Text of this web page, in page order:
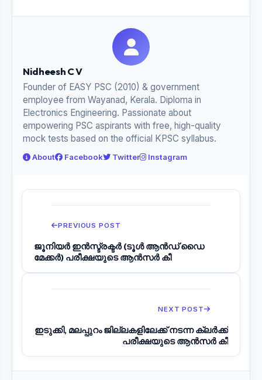
Nidheesh C V
Founder of EASY PSC (2010) & government
employee from Wayanad, Kerala. Diploma in
Electronics Engineering. Passionate about
empowering PSC aspirants with free, high-quality
mock tests based on the official KPSC syllabus.
About Facebook Twitter Instagram
PREVIOUS POST
ജൂനിയർ ഇൻസ്ട്രക്ടർ (ടൂൾ ആൻഡ് ഡൈ
മേക്കർ) പരീക്ഷയുടെ ആൻസർ കീ
NEXT POST
ഇടുക്കി, മലപ്പുറം ജില്ലകളിലേക്ക് നടന്ന ക്ലർക്ക്
പരീക്ഷയുടെ ആൻസർ കീ